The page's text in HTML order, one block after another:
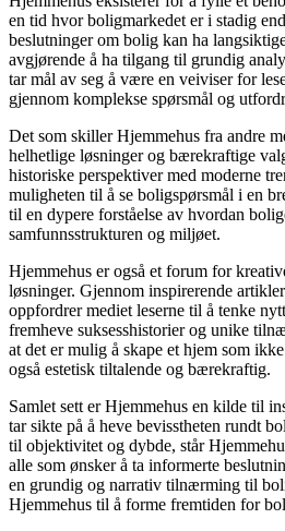
en tid hvor boligmarkedet er i stadig
beslutninger om bolig kan ha
avgjørende å ha tilgang til grundig
tar mål av seg å være en veiviser for
gjennom komplekse spørsmål og
Det som skiller Hjemmehus fra andre
helhetlige løsninger og bærekraftige
historiske perspektiver med moderne
muligheten til å se boligspørsmål i en
til en dypere forståelse av hvordan
samfunnsstrukturen og miljøet.
Hjemmehus er også et forum for
løsninger. Gjennom inspirerende
oppfordrer mediet leserne til å tenke
fremheve suksesshistorier og unike
at det er mulig å skape et hjem som
også estetisk tiltalende og bærekraftig.
Samlet sett er Hjemmehus en kilde til
tar sikte på å heve bevisstheten rundt
til objektivitet og dybde, står
alle som ønsker å ta informerte
en grundig og narrativ tilnærming til
Hjemmehus til å forme fremtiden for